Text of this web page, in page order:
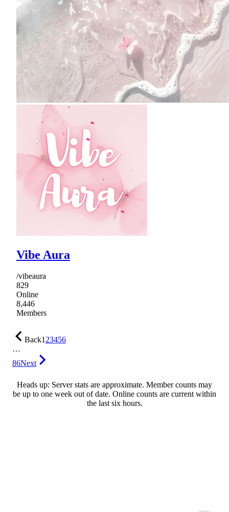
Vibe Aura
/vibeaura
829
Online
8,446
Members
Back123456
…
86Next
Heads up: Server stats are approximate. Member counts may
be up to one week out of date. Online counts are current within
the last six hours.